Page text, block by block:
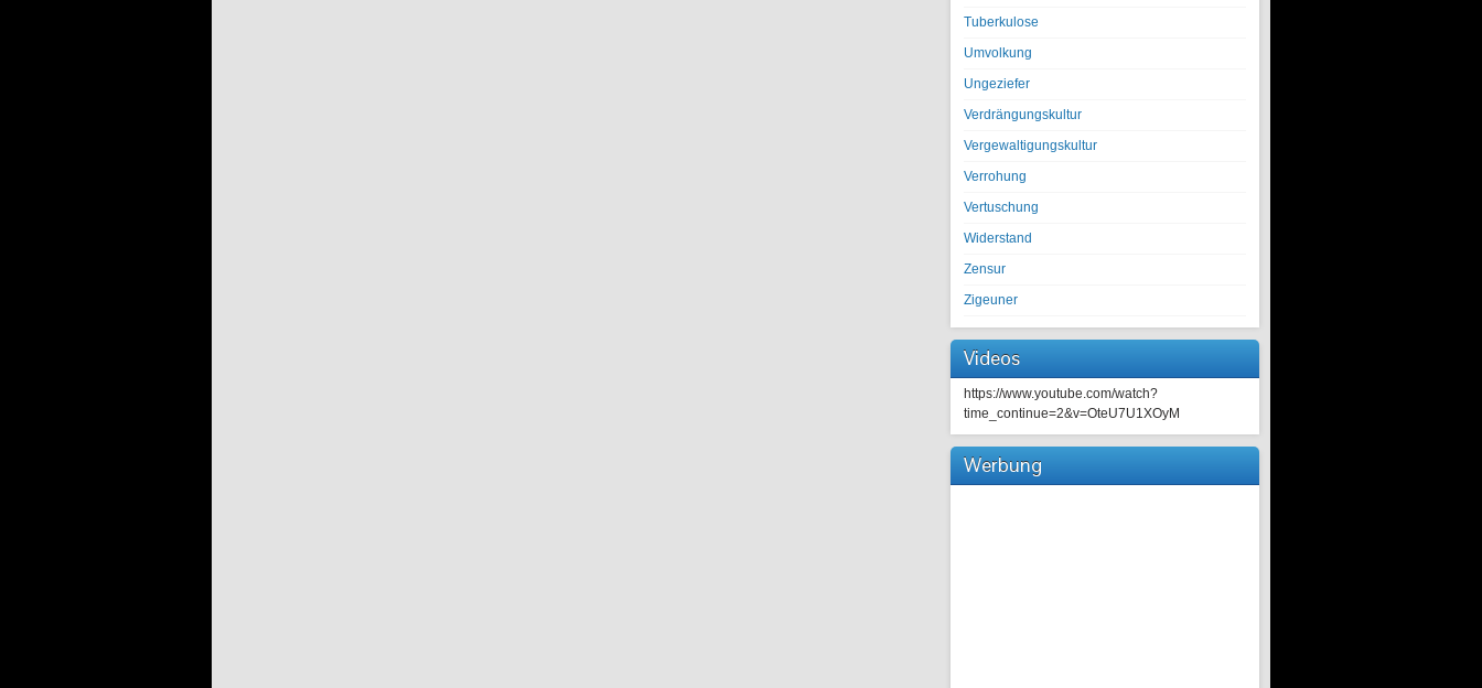
Tuberkulose
Umvolkung
Ungeziefer
Verdrängungskultur
Vergewaltigungskultur
Verrohung
Vertuschung
Widerstand
Zensur
Zigeuner
Videos
https://www.youtube.com/watch?
time_continue=2&v=OteU7U1XOyM
Werbung